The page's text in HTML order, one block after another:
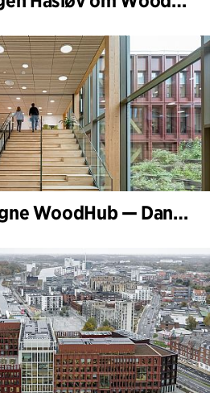
Intervju: Å designe WoodHub — Danmarks største trebygg